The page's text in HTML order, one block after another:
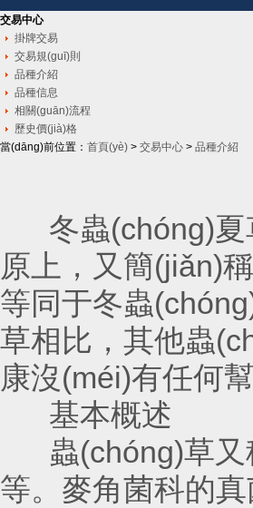
交易中心
掛牌交易
交易規(guī)則
品種介紹
品種信息
相關(guān)流程
歷史價(jià)格
當(dāng)前位置： 首頁(yè) > 交易中心 > 品種介紹
冬蟲(chóng)夏草
原上，又簡
等同于冬蟲
草相比，其他
康沒(méi)有任何幫助
基本概述
蟲(chóng)草又
等。麥角菌科的